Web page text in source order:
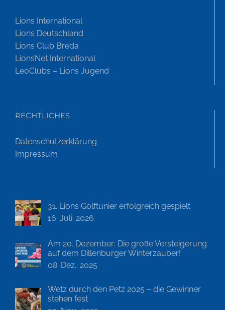
Lions International
Lions Deutschland
Lions Club Breda
LionsNet International
LeoClubs – Lions Jugend
RECHTLICHES
Datenschutzerklärung
Impressum
31. Lions Golftunier erfolgreich gespielt
16. Juli. 2026
Am 20. Dezember: Die große Versteigerung
auf dem Dillenburger Winterzauber!
08. Dez.. 2025
Wetz durch den Petz 2025 – die Gewinner
stehen fest